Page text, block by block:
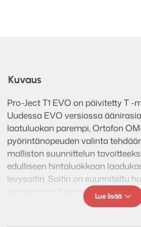
Kuvaus
Pro-Ject T1 EVO on päivitetty T -
Uudessa EVO versiossa
laatuluokan parempi, Ortofon
pyörintänopeuden valinta
malliston suunnittelun
edulliseen hintaluokkaan
levysoitin. Soitin on suunniteltu
kompromissit minimoiden
materiaaleista. Onnistuimme
Lue lisää